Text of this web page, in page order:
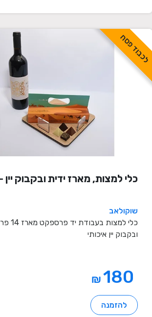
לכבוד פסח
כלי למצות, מארז ידית ובקבוק
שוקולאב
כלי למצות
ובקבוק יין איכותי
₪
להזמנה